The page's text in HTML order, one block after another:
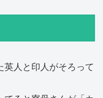
英人と印人がそろって